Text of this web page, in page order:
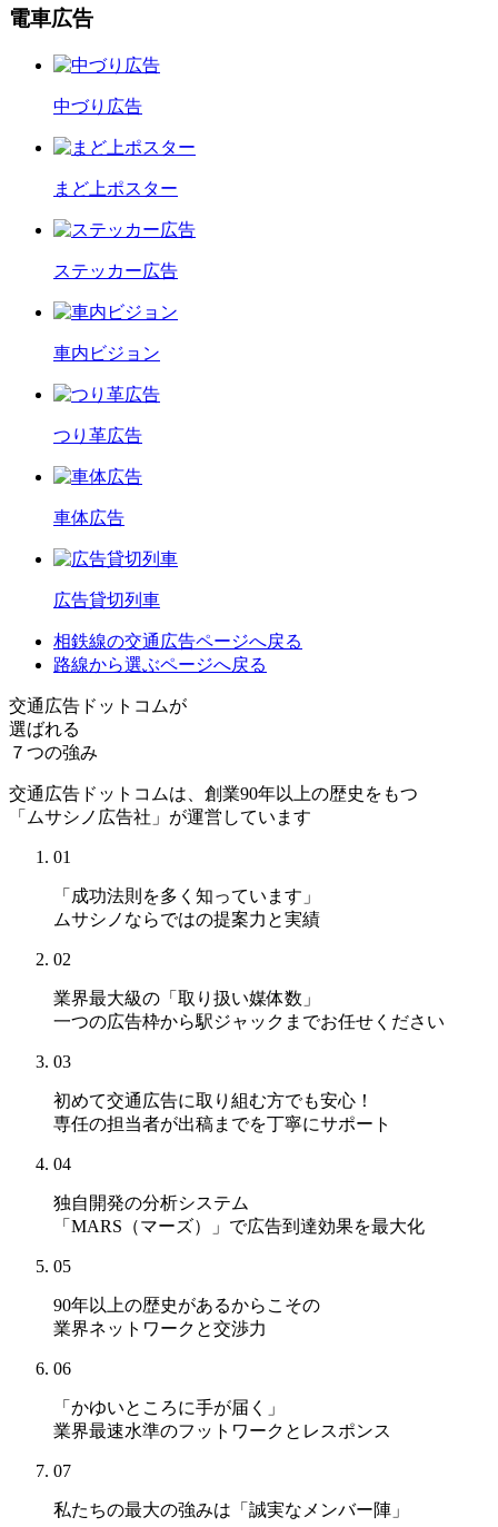
電車広告
中づり広告
まど上ポスター
ステッカー広告
車内ビジョン
つり革広告
車体広告
広告貸切列車
相鉄線の交通広告ページへ戻る
路線から選ぶページへ戻る
交通広告ドットコムが
選ばれる
７つの強み
交通広告ドットコムは、創業90年以上の歴史をもつ
「ムサシノ広告社」が運営しています
01
「成功法則を多く知っています」
ムサシノならではの提案力と実績
02
業界最大級の「取り扱い媒体数」
一つの広告枠から駅ジャックまでお任せください
03
初めて交通広告に取り組む方でも安心！
専任の担当者が出稿までを丁寧にサポート
04
独自開発の分析システム
「MARS（マーズ）」 で広告到達効果を最大化
05
90年以上の歴史があるからこその
業界ネットワークと交渉力
06
「かゆいところに手が届く」
業界最速水準のフットワークとレスポンス
07
私たちの最大の強みは 「誠実なメンバー陣」